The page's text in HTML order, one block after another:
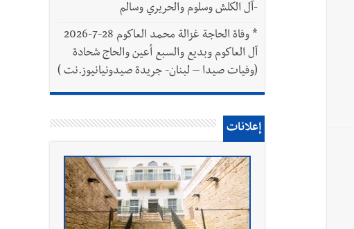
-آل الكلش وسلوم والحريري وسالم
*
وفاة الحاجة غزالة محمد العاكوم 28-7-2026
آل العاكوم وبديع والسبع أعين والحاج شحادة
(وفيات صيدا – لبنان- جريدة صيدونيانيوز.نت )
إعلانات